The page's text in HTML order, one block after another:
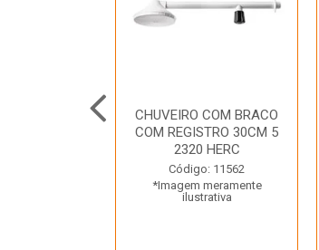
CHUVEIRO COM BRACO
COM REGISTRO 30CM 5
2320 HERC
Código: 11562
*Imagem meramente
ilustrativa